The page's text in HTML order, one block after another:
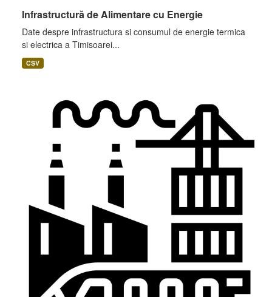
Infrastructură de Alimentare cu Energie
Date despre infrastructura si consumul de energie termica
si electrica a Timisoarei...
CSV